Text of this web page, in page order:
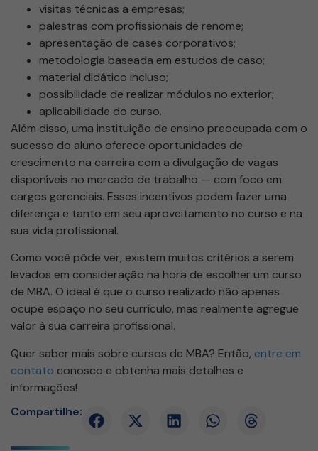
visitas técnicas a empresas;
palestras com profissionais de renome;
apresentação de cases corporativos;
metodologia baseada em estudos de caso;
material didático incluso;
possibilidade de realizar módulos no exterior;
aplicabilidade do curso.
Além disso, uma instituição de ensino preocupada com o
sucesso do aluno oferece oportunidades de
crescimento na carreira com a divulgação de vagas
disponíveis no mercado de trabalho — com foco em
cargos gerenciais. Esses incentivos podem fazer uma
diferença e tanto em seu aproveitamento no curso e na
sua vida profissional.
Como você pôde ver, existem muitos critérios a serem
levados em consideração na hora de escolher um curso
de MBA. O ideal é que o curso realizado não apenas
ocupe espaço no seu currículo, mas realmente agregue
valor à sua carreira profissional.
Quer saber mais sobre cursos de MBA? Então, entre em
contato conosco e obtenha mais detalhes e
informações!
Compartilhe: